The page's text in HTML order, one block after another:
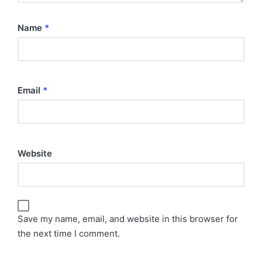
Name *
Email *
Website
Save my name, email, and website in this browser for
the next time I comment.